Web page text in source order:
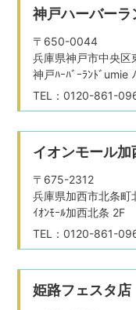
神戸ハーバー
〒650-0044
兵庫県神戸市中央
神戸ﾊｰﾊﾞｰﾗﾝﾄﾞumie
TEL：0120-861-
イオンモール加
〒675-2312
兵庫県加西市北条町
ｲｵﾝﾓｰﾙ加西北条 2F
TEL：0120-861-
姫路フェスタ店